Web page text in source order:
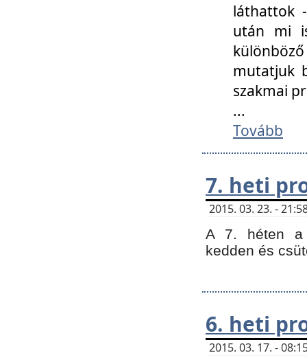
láthattok
után mi
mutatjuk
szakmai
...
Tovább
7. heti
2015. 03. 23. -
A 7. héten a
kedden és
6. heti
2015. 03. 17. -